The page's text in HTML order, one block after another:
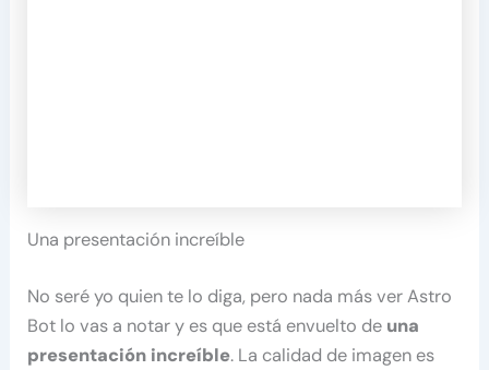
Una presentación increíble
No seré yo quien te lo diga, pero nada más ver Astro
Bot lo vas a notar y es que está envuelto de una
presentación increíble. La calidad de imagen es